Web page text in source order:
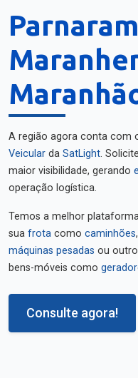
A região agora conta com
Veicular da SatLight.
maior visibilidade, gerando
operação logística.
Temos a melhor
sua frota como caminhões,
máquinas pesadas ou
bens-móveis como
Consulte agora!